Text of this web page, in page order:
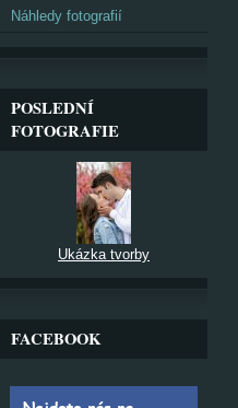
Náhledy fotografií
POSLEDNÍ
FOTOGRAFIE
Ukázka tvorby
FACEBOOK